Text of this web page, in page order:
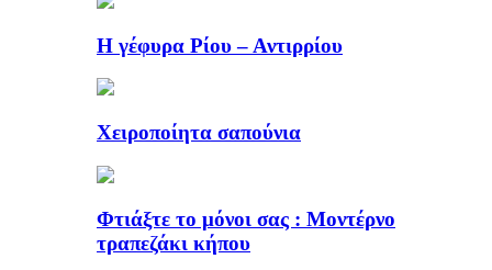
Η γέφυρα Ρίου – Αντιρρίου
Χειροποίητα σαπούνια
Φτιάξτε το μόνοι σας : Μοντέρνο
τραπεζάκι κήπου